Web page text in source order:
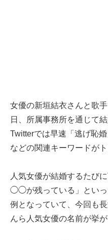
女優の新垣結衣さんと歌
日、所属事務所を通じて
Twitterでは早速「逃げ恥
などの関連キーワードがト
人気女優が結婚するたび
◯◯が残っている」といっ
例となっていて、今回も
んら人気女優の名前が挙が